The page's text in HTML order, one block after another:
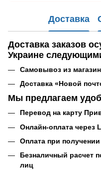
Доставка
Доставка заказов
Украине
Самовывоз из
Доставка «Новой
Мы предлагаем
Перевод на карту
Онлайн-оплата через
Оплата при получении
Безналичный расчет
лиц